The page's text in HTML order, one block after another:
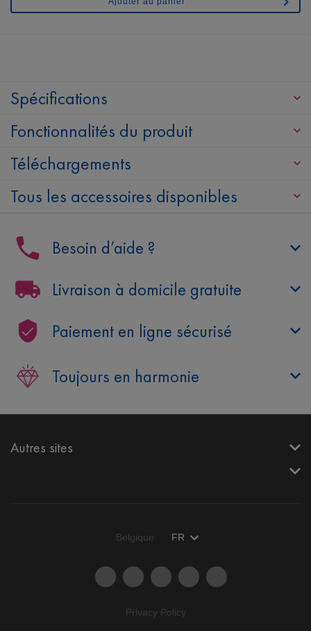
Spécifications
Fonctionnalités du produit
Téléchargements
Tous les accessoires disponibles
Besoin d’aide ?
Livraison à domicile gratuite
Paiement en ligne sécurisé
Toujours en harmonie
Autres sites
Privacy Policy
Belgique FR